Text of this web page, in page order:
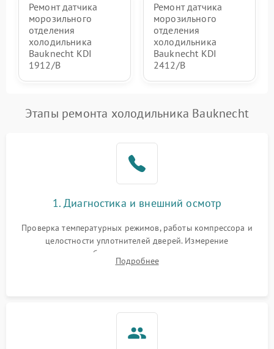
Ремонт датчика
морозильного
отделения
холодильника
Bauknecht KDI
1912/B
Ремонт датчика
морозильного
отделения
холодильника
Bauknecht KDI
2412/B
Этапы ремонта холодильника Bauknecht
1. Диагностика и внешний осмотр
Проверка температурных режимов, работы компрессора и
целостности уплотнителей дверей. Измерение
сопротивления обмоток мотора, проверка термостата и
считывание кодов ошибок с электронного дисплея.
Подробнее